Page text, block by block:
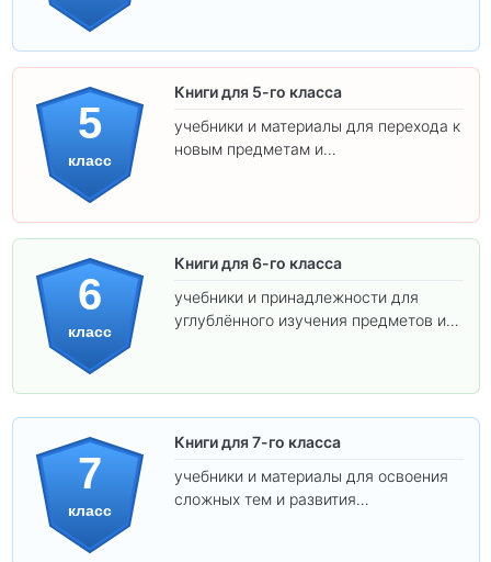
5
класс
Книги для 5-го класса
учебники и материалы для перехода к
новым предметам и
6
класс
Книги для 6-го класса
учебники и принадлежности для
углублённого изучения предметов и
7
класс
Книги для 7-го класса
учебники и материалы для освоения
сложных тем и развития